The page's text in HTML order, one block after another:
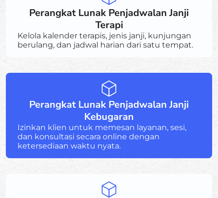
Perangkat Lunak Penjadwalan Janji
Terapi
Kelola kalender terapis, jenis janji, kunjungan
berulang, dan jadwal harian dari satu tempat.
Perangkat Lunak Penjadwalan Janji
Kebugaran
Izinkan klien untuk memesan layanan, sesi,
dan konsultasi secara online dengan
ketersediaan waktu nyata.